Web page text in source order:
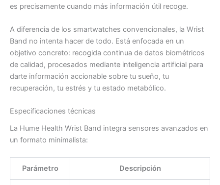
es precisamente cuando más información útil recoge.
A diferencia de los smartwatches convencionales, la Wrist
Band no intenta hacer de todo. Está enfocada en un
objetivo concreto: recogida continua de datos biométricos
de calidad, procesados mediante inteligencia artificial para
darte información accionable sobre tu sueño, tu
recuperación, tu estrés y tu estado metabólico.
Especificaciones técnicas
La Hume Health Wrist Band integra sensores avanzados en
un formato minimalista:
Parámetro Descripción